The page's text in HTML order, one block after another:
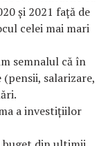
și 2021 față de
celei mai mari
semnalul că în
salarizare,
a investițiilor